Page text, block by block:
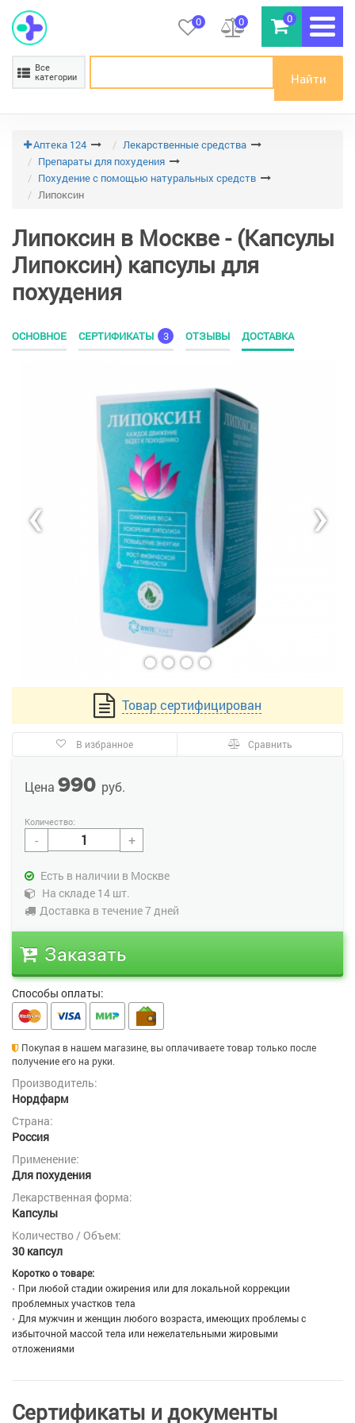
0 0 0
Все
категории
Найти
Аптека 124
Лекарственные средства
Препараты для похудения
Похудение с помощью натуральных средств
Липоксин
Липоксин в Москве - (Капсулы
Липоксин) капсулы для
похудения
ОСНОВНОЕ СЕРТИФИКАТЫ 3 ОТЗЫВЫ ДОСТАВКА
‹ ›
Товар сертифицирован
Производитель:
Нордфарм
Страна:
Россия
Применение:
Для похудения
Лекарственная форма:
Капсулы
Количество / Объем:
30 капсул
Коротко о товаре:
При любой стадии ожирения или для локальной коррекции
проблемных участков тела
Для мужчин и женщин любого возраста, имеющих проблемы с
избыточной массой тела или нежелательными жировыми
отложениями
В избранное Сравнить
Цена 990 руб.
- +
Есть в наличии в Москве
На складе 14 шт.
Доставка в течение 7 дней
Заказать
Способы оплаты:
Покупая в нашем магазине, вы оплачиваете товар только после
получение его на руки.
Сертификаты и документы